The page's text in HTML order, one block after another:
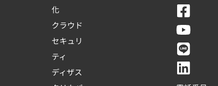
化
クラウド
セキュリ
ティ
ディザス
F
a
c
e
b
Y
o
u
t
u
L
i
n
e
L
i
n
k
e